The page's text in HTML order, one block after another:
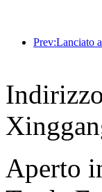
Aperto